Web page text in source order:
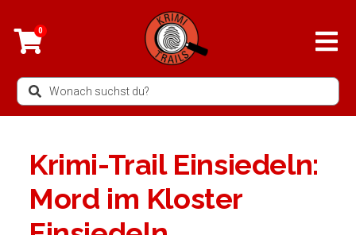
Inhalt
springen
0
Search
...
Krimi-Trail Einsiedeln:
Mord im Kloster